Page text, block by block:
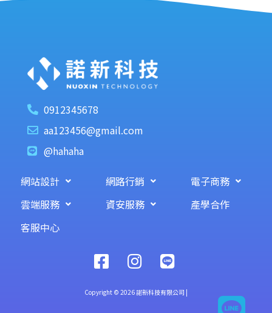
0912345678
aa123456@gmail.com
@hahaha
網站設計 網路行銷
電子商務
雲端服務
資安服務
產學合作
客服中心
Copyright © 2026 諾新科技有限公司 |